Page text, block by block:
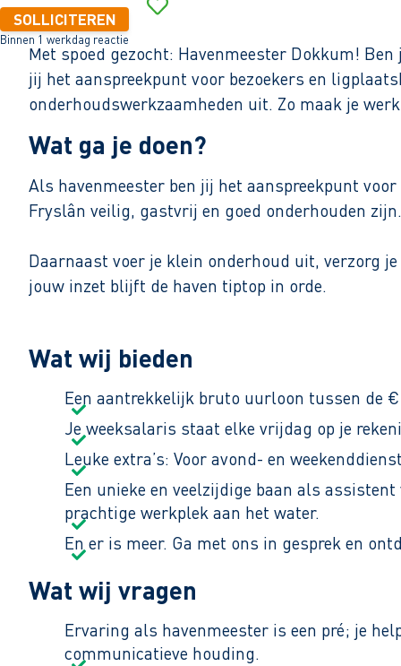
SOLLICITEREN
Binnen 1 werkdag reactie
Met spoed gezocht: Havenmeester Dokkum!
jij het aanspreekpunt voor bezoekers en
onderhoudswerkzaamheden uit. Zo maak je
Wat ga je doen?
Als havenmeester ben jij het aanspreekpunt
Fryslân veilig, gastvrij en goed onderhouden
Daarnaast voer je klein onderhoud uit, verzorg
jouw inzet blijft de haven tiptop in orde.
Ontvangen en begeleiden van
Toezicht houden op veiligheid, onderhoud
Uitvoeren van klein onderhoud,
Je werkt 16 tot 20 uur per week volgens een
Nederlands en Fries (Engels en/of Duits is een
functie voor iemand die houdt van
Wat wij bieden
Een aantrekkelijk bruto uurloon tussen de
Je weeksalaris staat elke vrijdag op je
Leuke extra’s: Voor avond- en
Een unieke en veelzijdige baan als
prachtige werkplek aan het water.
En er is meer. Ga met ons in gesprek en
Wat wij vragen
Ervaring als havenmeester is een pré; je
communicatieve houding.